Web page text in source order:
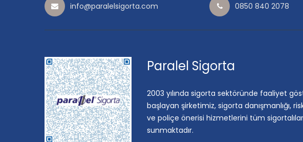
info@paralelsigorta.com 0850 840 2078
Paralel Sigorta
2003 yılında sigorta sektöründe faaliyet
başlayan şirketimiz, sigorta danışmanlığı,
ve poliçe önerisi hizmetlerini tüm
sunmaktadır.